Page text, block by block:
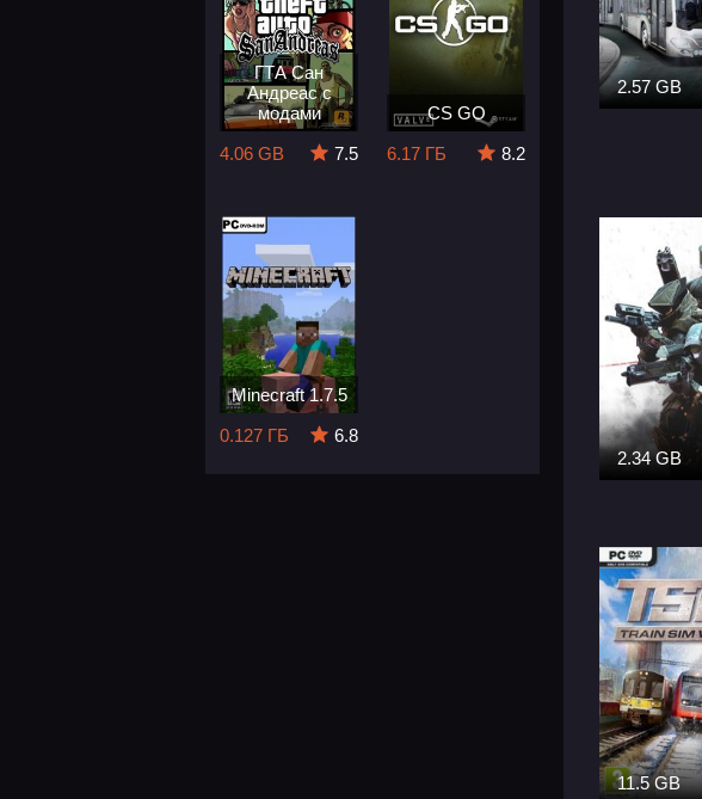
ГТА Сан
Андреас с
модами
4.06 GB
7.5
CS GO
6.17 ГБ
8.2
Minecraft 1.7.5
0.127 ГБ
6.8
2.57 GB
2.34 GB
11.5 GB